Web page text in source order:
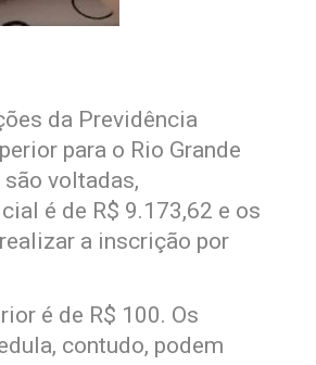
da Previdência
para o Rio Grande
voltadas,
é de R$ 9.173,62 e os
a inscrição por
é de R$ 100. Os
contudo, podem